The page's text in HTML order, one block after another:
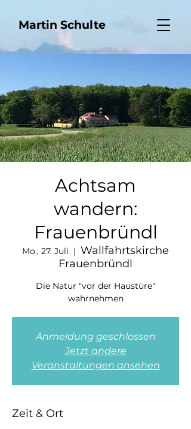
Martin Schulte
Achtsam
wandern:
Frauenbründl
Mo., 27. Juli
  |
Wallfahrtskirche
Frauenbründl
Die Natur "vor der Haustüre"
wahrnehmen
Anmeldung geschlossen
Jetzt andere
Veranstaltungen ansehen
Zeit & Ort